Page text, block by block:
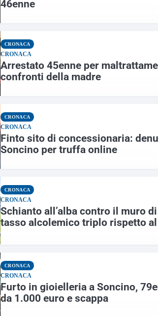
46enne
CRONACA
CRONACA
Arrestato 45enne per
confronti della madre
CRONACA
CRONACA
Finto sito di concessionaria:
Soncino per truffa online
CRONACA
CRONACA
Schianto all’alba contro il muro
tasso alcolemico triplo rispetto
CRONACA
CRONACA
Furto in gioielleria a Soncino,
da 1.000 euro e scappa